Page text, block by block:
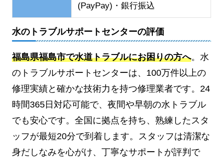
(PayPay)・銀行振込
水のトラブルサポートセンターの評価
福島県福島市で水道トラブルにお困りの方へ。水
のトラブルサポートセンターは、100万件以上の
修理実績と確かな技術力を持つ修理業者です。24
時間365日対応可能で、夜間や早朝の水トラブル
でも安心です。全国に拠点を持ち、熟練したスタ
ッフが最短20分で到着します。スタッフは清潔な
身だしなみを心がけ、丁寧なサポートが評判で